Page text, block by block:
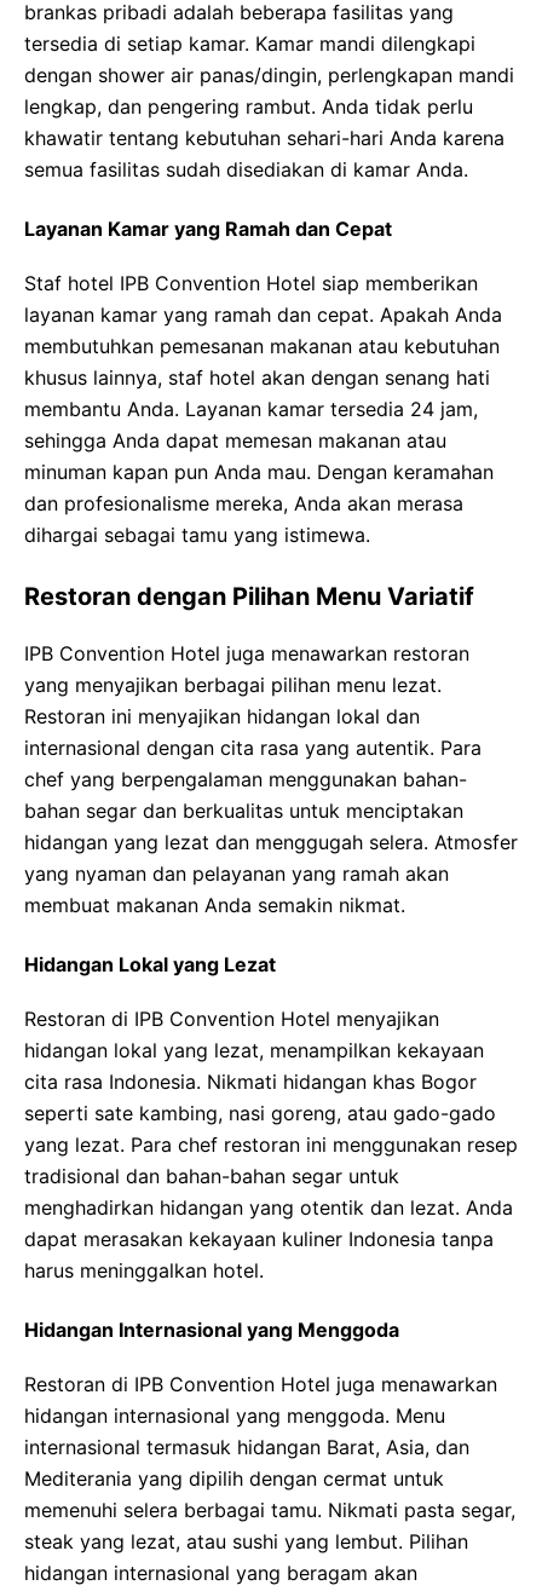
brankas pribadi adalah beberapa fasilitas yang
tersedia di setiap kamar. Kamar mandi dilengkapi
dengan shower air panas/dingin, perlengkapan mandi
lengkap, dan pengering rambut. Anda tidak perlu
khawatir tentang kebutuhan sehari-hari Anda karena
semua fasilitas sudah disediakan di kamar Anda.
Layanan Kamar yang Ramah dan Cepat
Staf hotel IPB Convention Hotel siap memberikan
layanan kamar yang ramah dan cepat. Apakah Anda
membutuhkan pemesanan makanan atau kebutuhan
khusus lainnya, staf hotel akan dengan senang hati
membantu Anda. Layanan kamar tersedia 24 jam,
sehingga Anda dapat memesan makanan atau
minuman kapan pun Anda mau. Dengan keramahan
dan profesionalisme mereka, Anda akan merasa
dihargai sebagai tamu yang istimewa.
Restoran dengan Pilihan Menu Variatif
IPB Convention Hotel juga menawarkan restoran
yang menyajikan berbagai pilihan menu lezat.
Restoran ini menyajikan hidangan lokal dan
internasional dengan cita rasa yang autentik. Para
chef yang berpengalaman menggunakan bahan-
bahan segar dan berkualitas untuk menciptakan
hidangan yang lezat dan menggugah selera. Atmosfer
yang nyaman dan pelayanan yang ramah akan
membuat makanan Anda semakin nikmat.
Hidangan Lokal yang Lezat
Restoran di IPB Convention Hotel menyajikan
hidangan lokal yang lezat, menampilkan kekayaan
cita rasa Indonesia. Nikmati hidangan khas Bogor
seperti sate kambing, nasi goreng, atau gado-gado
yang lezat. Para chef restoran ini menggunakan resep
tradisional dan bahan-bahan segar untuk
menghadirkan hidangan yang otentik dan lezat. Anda
dapat merasakan kekayaan kuliner Indonesia tanpa
harus meninggalkan hotel.
Hidangan Internasional yang Menggoda
Restoran di IPB Convention Hotel juga menawarkan
hidangan internasional yang menggoda. Menu
internasional termasuk hidangan Barat, Asia, dan
Mediterania yang dipilih dengan cermat untuk
memenuhi selera berbagai tamu. Nikmati pasta segar,
steak yang lezat, atau sushi yang lembut. Pilihan
hidangan internasional yang beragam akan